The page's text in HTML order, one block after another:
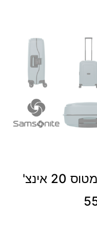
טרולי סמסונייט לעליה למטוס 20 אינצ'